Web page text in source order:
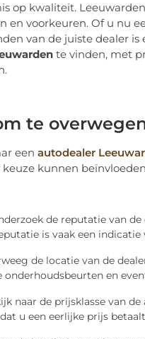
op kwaliteit.
en voorkeuren. Of u nu
van de juiste dealer
te vinden, met
te
een autodealer
kunnen
de reputatie van
is vaak een
de locatie van de
en
naar de prijsklasse van
u een eerlijke prijs